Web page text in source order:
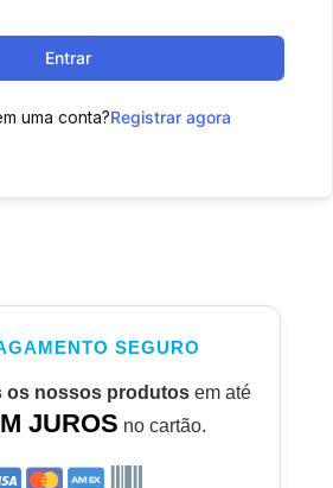
Entrar
uma conta?Registrar agora
SEGURO
os nossos produtosem até
JUROS no cartão.